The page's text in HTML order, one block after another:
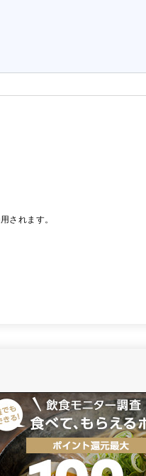
されます。